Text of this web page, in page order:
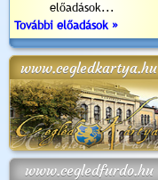
előadások...
További előadások »
www.cegledkartya.hu
www.cegledfurdo.hu